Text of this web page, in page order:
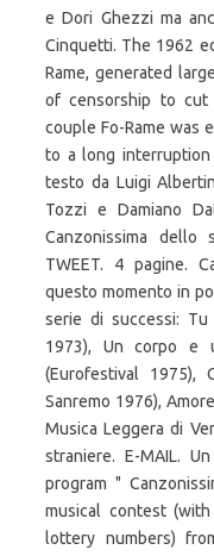
e Dori Ghezzi ma
Cinquetti. The 1962
Rame, generated
of censorship to cut
couple Fo-Rame was
to a long
testo da Luigi
Tozzi e Damiano
Canzonissima dello
TWEET. 4 pagine.
questo momento in
serie di successi:
1973), Un corpo e
(Eurofestival 1975),
Sanremo 1976),
Musica Leggera di
straniere. E-MAIL.
program "
musical contest
lottery numbers)